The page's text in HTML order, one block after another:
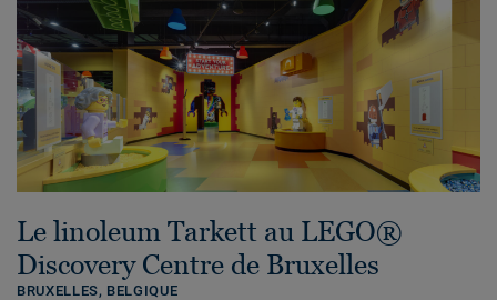
Le linoleum Tarkett au LEGO®
Discovery Centre de Bruxelles
BRUXELLES, BELGIQUE